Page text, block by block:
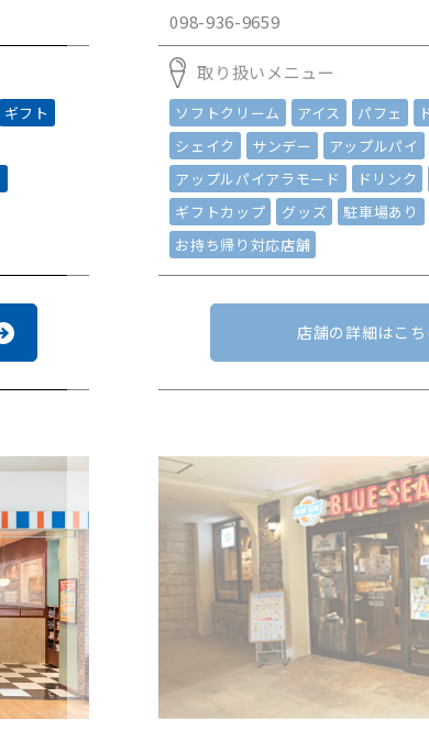
ギフト
098-936-9659
取り扱いメニュー
ソフトクリーム アイス パフェ
シェイク
サンデー
アップルパイ
アップルパイアラモード
ドリンク
ギフトカップ
グッズ
駐車場あり
お持ち帰り対応店舗
店舗の詳細はこち